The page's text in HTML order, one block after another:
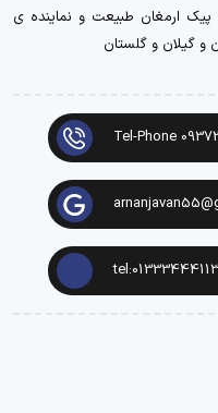
ارمغان طبیعت و نماینده ی
و گیلان و گلستان
Tel-Phone
tel:01333444113